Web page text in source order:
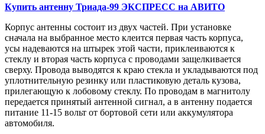
Купить антенну Триада-99 ЭКСПРЕСС на АВИТО
Корпус антенны состоит из двух частей. При установке
сначала на выбранное место клеится первая часть корпуса,
усы надеваются на штырек этой части, приклеиваются к
стеклу и вторая часть корпуса с проводами защелкивается
сверху. Провода выводятся к краю стекла и укладываются под
уплотнительную резинку или пластиковую деталь кузова,
прилегающую к лобовому стеклу. По проводам в магнитолу
передается принятый антенной сигнал, а в антенну подается
питание 11-15 вольт от бортовой сети или аккумулятора
автомобиля.